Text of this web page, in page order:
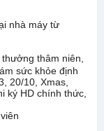
nhà máy từ
thâm niên,
sức khỏe định
20/10, Xmas,
ký HD chính thức,